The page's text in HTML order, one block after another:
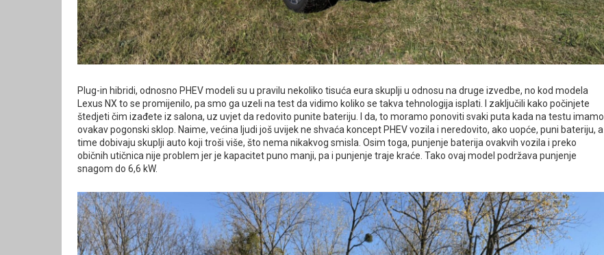
Plug-in hibridi, odnosno PHEV modeli su u pravilu nekoliko tisuća eura skuplji u odnosu na druge izvedbe, no kod modela
Lexus NX to se promijenilo, pa smo ga uzeli na test da vidimo koliko se takva tehnologija isplati. I zaključili kako počinjete
štedjeti čim izađete iz salona, uz uvjet da redovito punite bateriju. I da, to moramo ponoviti svaki puta kada na testu imamo
ovakav pogonski sklop. Naime, većina ljudi još uvijek ne shvaća koncept PHEV vozila i neredovito, ako uopće, puni bateriju, a
time dobivaju skuplji auto koji troši više, što nema nikakvog smisla. Osim toga, punjenje baterija ovakvih vozila i preko
običnih utičnica nije problem jer je kapacitet puno manji, pa i punjenje traje kraće. Tako ovaj model podržava punjenje
snagom do 6,6 kW.